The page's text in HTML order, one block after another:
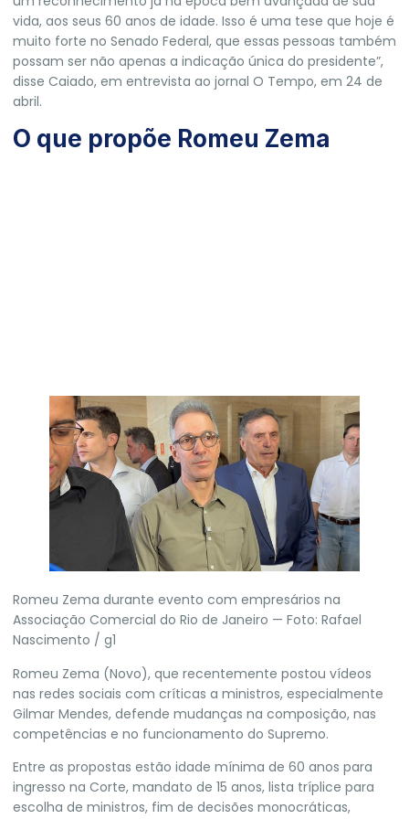
vida, aos seus 60 anos de idade. Isso é uma tese que hoje é
muito forte no Senado Federal, que essas pessoas também
possam ser não apenas a indicação única do presidente”,
disse Caiado, em entrevista ao jornal O Tempo, em 24 de
abril.
O que propõe Romeu Zema
Romeu Zema durante evento com empresários na
Associação Comercial do Rio de Janeiro — Foto: Rafael
Nascimento / g1
Romeu Zema (Novo), que recentemente postou vídeos
nas redes sociais com críticas a ministros, especialmente
Gilmar Mendes, defende mudanças na composição, nas
competências e no funcionamento do Supremo.
Entre as propostas estão idade mínima de 60 anos para
ingresso na Corte, mandato de 15 anos, lista tríplice para
escolha de ministros, fim de decisões monocráticas,